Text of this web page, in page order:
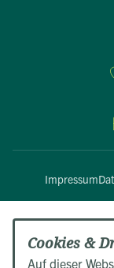
Impressum
Cookies &
Auf dieser